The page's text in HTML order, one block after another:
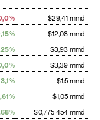
$29,41 mmd
$12,08 mmd
$3,93 mmd
$3,39 mmd
3,1%
$1,5 mmd
$1,05 mmd
$0,775 454 mmd